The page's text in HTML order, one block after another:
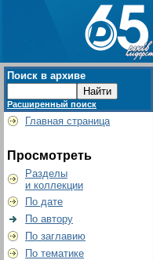
Поиск в архиве
Расширенный поиск
Главная страница
Просмотреть
Разделы
и коллекции
По дате
По автору
По заглавию
По тематике